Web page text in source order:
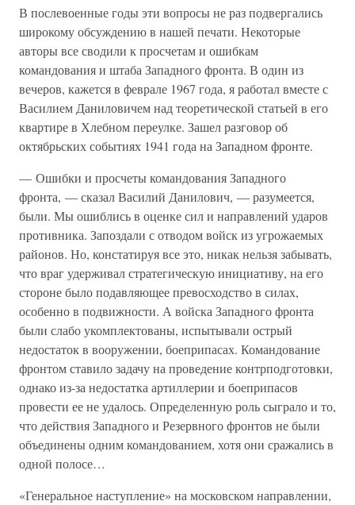
В послевоенные годы эти вопросы не раз подвергались
широкому обсуждению в нашей печати. Некоторые
авторы все сводили к просчетам и ошибкам
командования и штаба Западного фронта. В один из
вечеров, кажется в феврале 1967 года, я работал вместе с
Василием Даниловичем над теоретической статьей в его
квартире в Хлебном переулке. Зашел разговор об
октябрьских событиях 1941 года на Западном фронте.
— Ошибки и просчеты командования Западного
фронта, — сказал Василий Данилович, — разумеется,
были. Мы ошиблись в оценке сил и направлений ударов
противника. Запоздали с отводом войск из угрожаемых
районов. Но, констатируя все это, никак нельзя забывать,
что враг удерживал стратегическую инициативу, на его
стороне было подавляющее превосходство в силах,
особенно в подвижности. А войска Западного фронта
были слабо укомплектованы, испытывали острый
недостаток в вооружении, боеприпасах. Командование
фронтом ставило задачу на проведение контрподготовки,
однако из-за недостатка артиллерии и боеприпасов
провести ее не удалось. Определенную роль сыграло и то,
что действия Западного и Резервного фронтов не были
объединены одним командованием, хотя они сражались в
одной полосе…
«Генеральное наступление» на московском направлении,